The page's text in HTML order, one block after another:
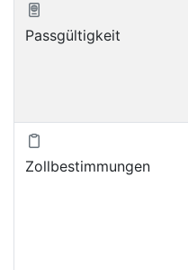
Passgültigkeit
Zollbestimmungen